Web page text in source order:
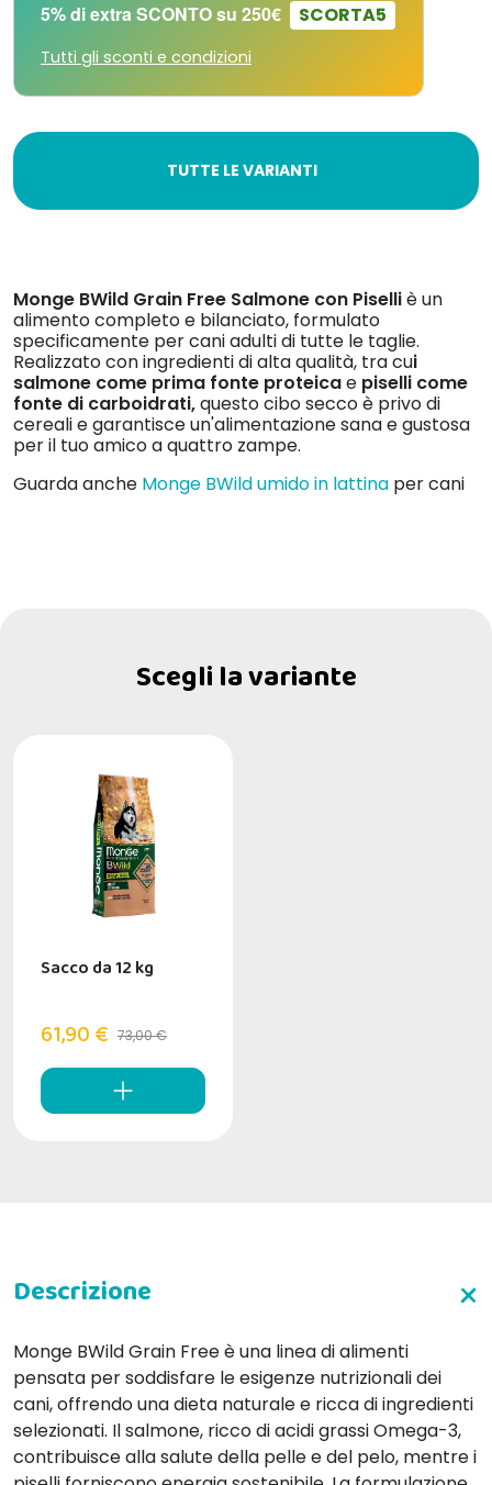
5% di extra SCONTO su 250€
SCORTA5
Tutti gli sconti e condizioni
TUTTE LE VARIANTI
Monge BWild Grain Free Salmone con Piselliè un
alimento completo e bilanciato, formulato
specificamente per cani adulti di tutte le taglie.
Realizzato con ingredienti di alta qualità, tra cui
salmone come prima fonte proteicae piselli come
fonte di carboidrati,questo cibo secco è privo di
cereali e garantisce un'alimentazione sana e gustosa
per il tuo amico a quattro zampe.
Guarda anche Monge BWild umido in lattina per cani
Scegli la variante
Sacco da 12 kg
61,90 € 73,00 €
Monge BWild Grain Free è una linea di alimenti
pensata per soddisfare le esigenze nutrizionali dei
cani, offrendo una dieta naturale e ricca di ingredienti
selezionati. Il salmone, ricco di acidi grassi Omega-3,
contribuisce alla salute della pelle e del pelo, mentre i